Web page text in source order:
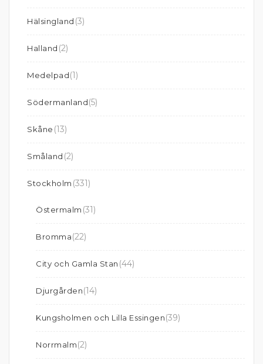
Hälsingland (3)
Halland (2)
Medelpad(1)
Södermanland(5)
Skåne (13)
Småland (2)
Stockholm (331)
Östermalm (31)
Bromma(22)
City och Gamla Stan (44)
Djurgården(14)
Kungsholmen och Lilla Essingen(39)
Norrmalm(2)